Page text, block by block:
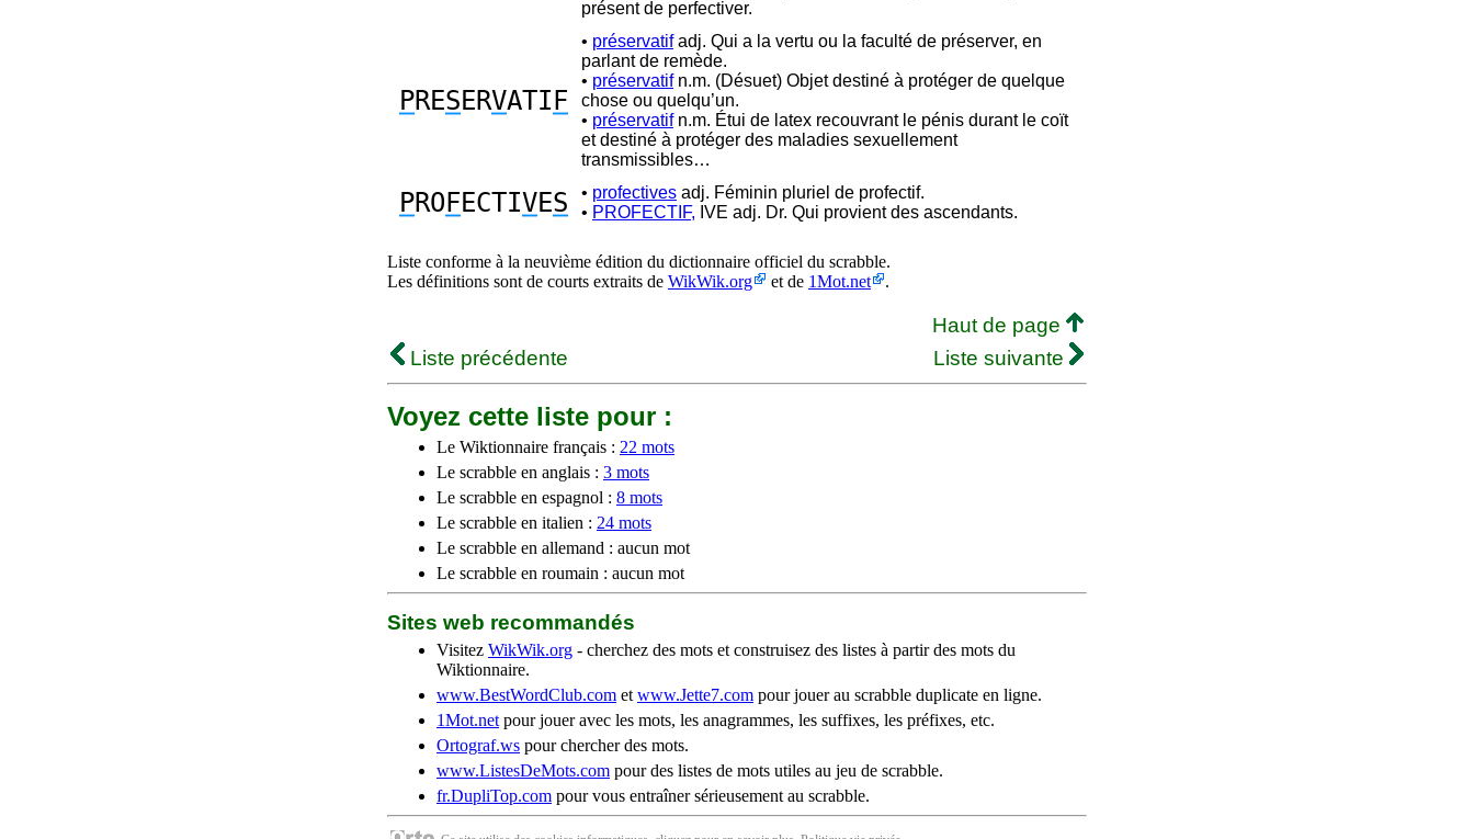
présent de perfectiver.
PRESERVATI F
• préservatifadj. Qui a la vertu ou la faculté de préserver, en
parlant de remède.
• préservatifn.m. (Désuet) Objet destiné à protéger de quelque
chose ou quelqu’un.
• préservatifn.m. Étui de latex recouvrant le pénis durant le coït
et destiné à protéger des maladies sexuellement
transmissibles…
PRO FECTIVES • profectives adj. Féminin pluriel de profectif.
• PROFECTIF, IVE adj. Dr. Qui provient des ascendants.
Liste conforme à la neuvième édition du dictionnaire officiel du scrabble.
Les définitions sont de courts extraits de WikWik.org et de 1Mot.net .
Haut de page
Liste précédente
Liste suivante
Voyez cette liste pour :
Le Wiktionnaire français : 22 mots
Le scrabble en anglais : 3 mots
Le scrabble en espagnol : 8 mots
Le scrabble en italien : 24 mots
Le scrabble en allemand : aucun mot
Le scrabble en roumain : aucun mot
Sites web recommandés
Visitez WikWik.org - cherchez des mots et construisez des listes à partir des mots du
Wiktionnaire.
www.BestWordClub.com et www.Jette7.com pour jouer au scrabble duplicate en ligne.
1Mot.net pour jouer avec les mots, les anagrammes, les suffixes, les préfixes, etc.
Ortograf.ws pour chercher des mots.
www.ListesDeMots.com pour des listes de mots utiles au jeu de scrabble.
fr.DupliTop.com pour vous entraîner sérieusement au scrabble.